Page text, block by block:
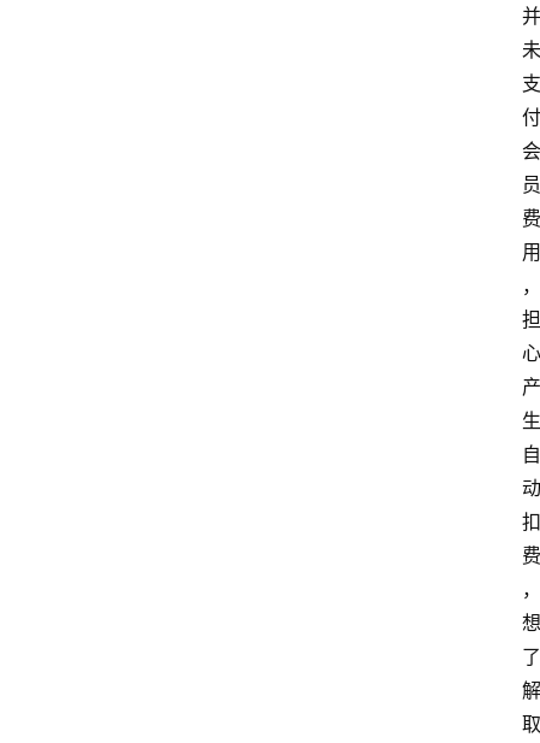
并
未
支
付
会
员
费
用
，
担
心
产
生
自
动
扣
费
，
想
了
解
取